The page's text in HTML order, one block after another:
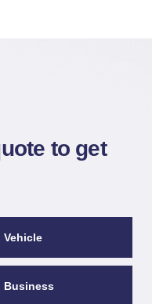
to get
Vehicle
Business